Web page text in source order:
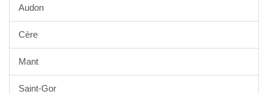
Audon
Cère
Mant
Saint-Gor